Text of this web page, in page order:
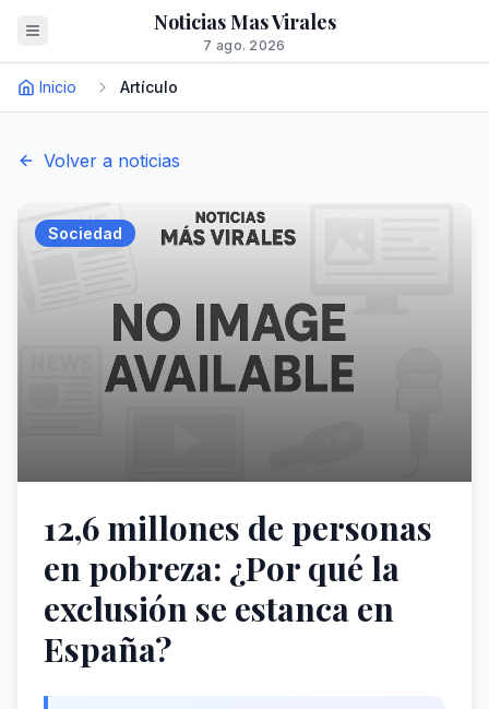
Noticias Mas Virales
7 ago. 2026
Inicio Artículo
Volver a noticias
Sociedad
12,6 millones de personas
en pobreza: ¿Por qué la
exclusión se estanca en
España?